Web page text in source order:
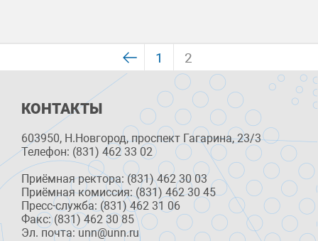
1 2
КОНТАКТЫ
603950, Н.Новгород, проспект Гагарина, 23/3
Телефон: (831) 462 33 02
Приёмная ректора: (831) 462 30 03
Приёмная комиссия: (831) 462 30 45
Пресс-служба: (831) 462 31 06
Факс: (831) 462 30 85
Эл. почта: unn@unn.ru